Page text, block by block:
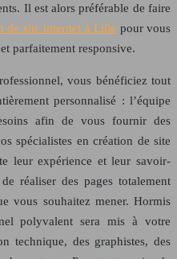
Il est alors préférable de faire
de site internet à Lille pour vous
parfaitement responsive.
vous bénéficiez tout
personnalisé : l’équipe
afin de vous fournir des
spécialistes en création de site
leur expérience et leur savoir-
réaliser des pages totalement
vous souhaitez mener. Hormis
polyvalent sera mis à votre
technique, des graphistes, des